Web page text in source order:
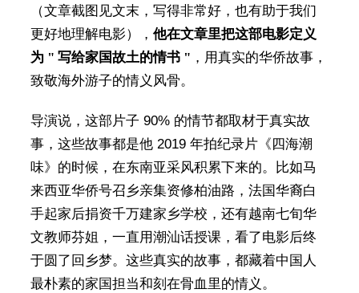
（文章截图见文末，写得非常好，也有助于我们
更好地理解电影）， 他在文章里把这部电影定义
为 " 写给家国故土的情书 " ，用真实的华侨故事，
致敬海外游子的情义风骨。
导演说，这部片子 90% 的情节都取材于真实故
事，这些故事都是他 2019 年拍纪录片《四海潮
味》的时候，在东南亚采风积累下来的。比如马
来西亚华侨号召乡亲集资修柏油路，法国华裔白
手起家后捐资千万建家乡学校，还有越南七旬华
文教师芬姐，一直用潮汕话授课，看了电影后终
于圆了回乡梦。这些真实的故事，都藏着中国人
最朴素的家国担当和刻在骨血里的情义。